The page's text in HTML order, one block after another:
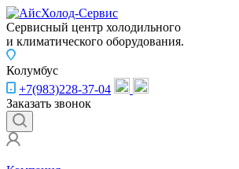
Сервисный центр холодильного
и климатического оборудования.
Колумбус
+7(983)228-37-04
Заказать звонок